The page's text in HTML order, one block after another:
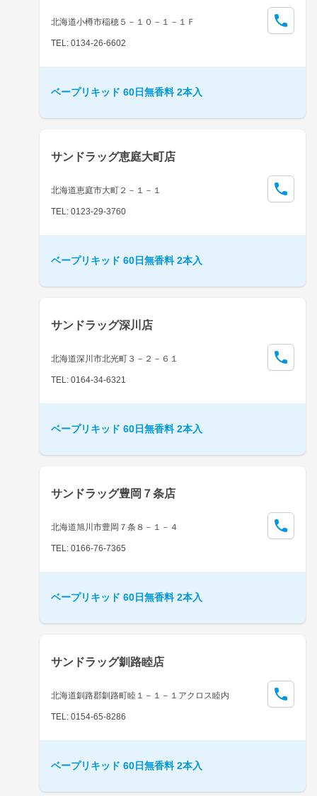
北海道小樽市稲穂５－１０－１－１Ｆ
TEL: 0134-26-6602
ベープリキッド 60日無香料 2本入
サンドラッグ恵庭大町店
北海道恵庭市大町２－１－１
TEL: 0123-29-3760
ベープリキッド 60日無香料 2本入
サンドラッグ深川店
北海道深川市北光町３－２－６１
TEL: 0164-34-6321
ベープリキッド 60日無香料 2本入
サンドラッグ豊岡７条店
北海道旭川市豊岡７条８－１－４
TEL: 0166-76-7365
ベープリキッド 60日無香料 2本入
サンドラッグ釧路睦店
北海道釧路郡釧路町睦１－１－１アクロス睦内
TEL: 0154-65-8286
ベープリキッド 60日無香料 2本入